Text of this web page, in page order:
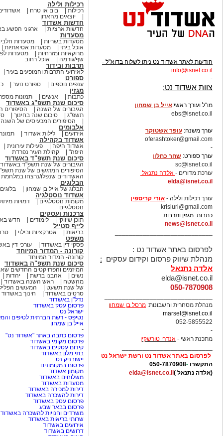
הודעות לאתר אשדוד נט ניתן לשלוח בדוא"ל -
info@isnet.co.i
-
צוות אשדוד נט:
מו"ל ועורך ראשי:אייל בן שמחון
ebs@isnet.co.il
עורך משנה: עופר אשטוקר
oferashtoker@gmail.com
-
עורך ספורט: שחר כחלון
sc@isnet.co.il
עורכת מדורים - אלדה נתנאל
elda@isnet.co.il
עורך רכילות ולילה - אורי קריספין
krisiuri@gmail.com
כתבות מגזין ותרבות
news@isnet.co.il
לפרסום באתר אשדוד נט :
מנהלת שיווק פרסום וקידום עסקים :
אלדה נתנאל
elda@isnet.co.il
050-7870908
מנהלת מסחרית וחשבונות: מרסל בן שמחון
marsel@isnet.co.il
052-5855522
-
מתכנת ראשי - אנדרי טורשקין
לפרסום באתר אשדוד נט ורשת ישראל נט
התקשרו -
050-7870908
(אלדה נתנאל ) elda@isnet.co.il
רכילות ולילה
רכילות בום או טרח
יוצאים מהארון
חדשות אשדוד
חדשות ארציות ארגוני הפשע
מסעדות
מסעדות בשריות
מסעדות
אוכל ביתי
מסעדות אסיאתיות
מרוקאיות ומזרחיות
מסעדות
שף/גורמה
אוכל רחוב
תרבות ובידור
לאירועי התרבות והמופעים בעיר
ספורט
ענפים נוספים ספורט נוער
מגזין
כתבות אנשים תמונות
סיכום שנת תשפ"ג באשדוד
הגיבורים של השנה
תשפ"ג
סיכום שנה בחינוך
הסיפורים המכעיסים של השנה
אלבומים
אירועים לילות אשדוד
אשדוד בקהילה
אשדוד היפה
פעילות עירונית
היפה"
קהילת העיר נפרדת
סיכום שנת תשפ"ד באשדוד
הגיבורים של שנת תשפ"ד
הסיפורים המרגשים של שנת
האשדודים שנפלו/נרצחו במלחמת
הבלוגים
הבלוג של אייל בן שמחון
אשדוד נוסטלגיה
מקומות נוסטלגיים
דמויות
נוסטלגיים
צרכנות ועסקים
תוכן שיווקי לימודים חדש
לייף סטייל
בריאות אטרקציות ובילוי
משפט
פסקי דין באשדוד עורכי דין
קורונה - המדור המיוחד
קורונה- המדור המיוחד
סיכום שנת תשפ"ה באשדוד
המיזמים והפרויקטים החדשים
נשים
אהבנו ברשת
יהדות
מהשטח
ראש השנה באשדוד
של שנת תשעט
המעשים
סרטים באשדוד
חינוך באשדוד
נדל"ן באשדוד
פרסום עסק באשדוד
ישראל נט
נטיפס - רשת חברתית לטיפים
אייל בן שמחון
-
פרסום כתבה באתר "אשדוד נט"
פרסום מקומי באשדוד
קידום עסקים באשדוד
בתי מלון באשדוד
יישובניק נט
פרסום במקומונים
מקומון אשדוד
משלוחים באשדוד
מסעדות באשדוד
דירות למכירה באשדוד
דירות להשכרה באשדוד
פרסום עסק באשדוד
פרסום בבאר שבע
משרדים וחנויות להשכרה באשדוד
שרותי בריאות באשדוד
אירועים באשדוד
דרושים באשדוד